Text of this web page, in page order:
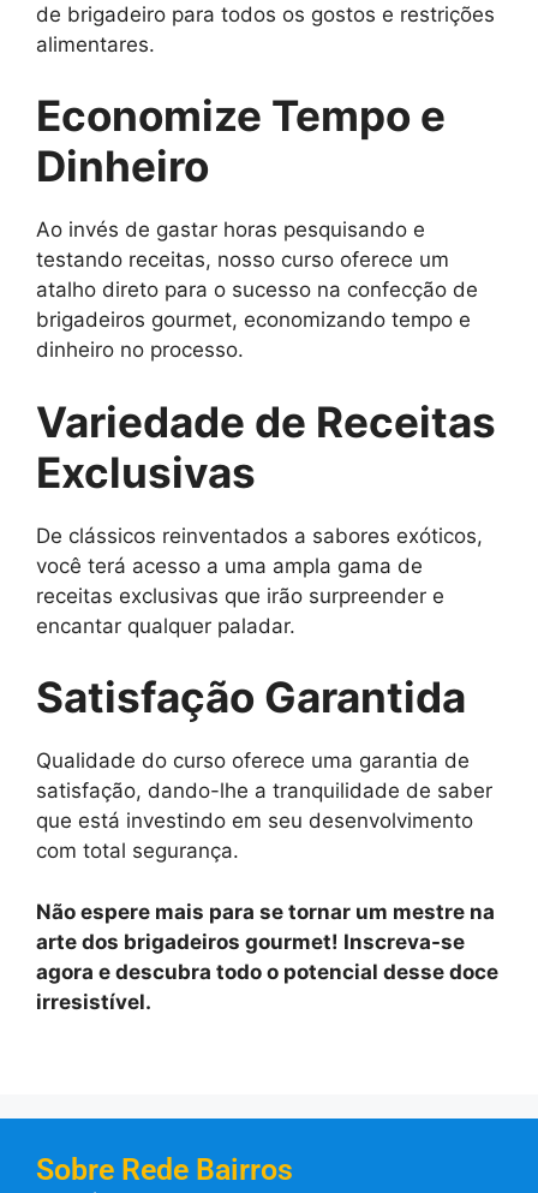
de brigadeiro para todos os gostos e restrições
alimentares.
Economize Tempo e
Dinheiro
Ao invés de gastar horas pesquisando e
testando receitas, nosso curso oferece um
atalho direto para o sucesso na confecção de
brigadeiros gourmet, economizando tempo e
dinheiro no processo.
Variedade de Receitas
Exclusivas
De clássicos reinventados a sabores exóticos,
você terá acesso a uma ampla gama de
receitas exclusivas que irão surpreender e
encantar qualquer paladar.
Satisfação Garantida
Qualidade do curso oferece uma garantia de
satisfação, dando-lhe a tranquilidade de saber
que está investindo em seu desenvolvimento
com total segurança.
Não espere mais para se tornar um mestre na
arte dos brigadeiros gourmet! Inscreva-se
agora e descubra todo o potencial desse doce
irresistível.
Sobre Rede Bairros